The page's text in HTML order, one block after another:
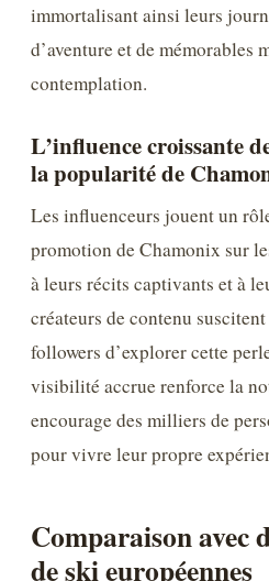
immortalisant ainsi leurs
d’aventure et de mémorables
contemplation.
L’influence croissante
la popularité de
Les influenceurs jouent un
promotion de Chamonix sur
à leurs récits captivants et à
créateurs de contenu
followers d’explorer cette
visibilité accrue renforce la
encourage des milliers de
pour vivre leur propre
Comparaison avec
de ski européennes